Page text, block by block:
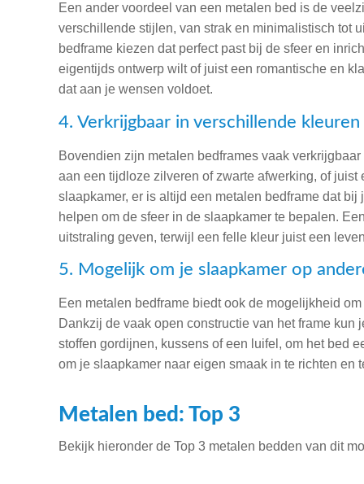
Een ander voordeel van een metalen bed is de
verschillende stijlen, van strak en minimalistisch tot
bedframe kiezen dat perfect past bij de sfeer en
eigentijds ontwerp wilt of juist een romantische en
dat aan je wensen voldoet.
4. Verkrijgbaar in verschillende kleuren
Bovendien zijn metalen bedframes vaak
aan een tijdloze zilveren of zwarte afwerking, of
slaapkamer, er is altijd een metalen bedframe dat
helpen om de sfeer in de slaapkamer te bepalen.
uitstraling geven, terwijl een felle kleur juist een
5. Mogelijk om je slaapkamer op
Een metalen bedframe biedt ook de mogelijkheid
Dankzij de vaak open constructie van het frame
stoffen gordijnen, kussens of een luifel, om het bed
om je slaapkamer naar eigen smaak in te richten en
Metalen bed: Top 3
Bekijk hieronder de Top 3 metalen bedden van dit